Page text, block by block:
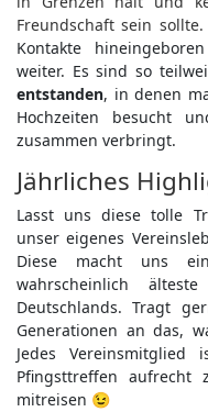
Freundschaft sein sollte.
Kontakte
weiter. Es sind so
entstanden, in denen
Hochzeiten besucht
zusammen verbringt.
Jährliches
Lasst uns diesetolle
unser eigenes
Diese macht uns
wahrscheinlich
Deutschlands. Tragt
Generationen an das,
Jedes
Pfingsttreffen
mitreisen 😉